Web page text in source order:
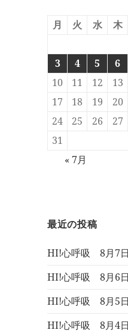
月 火 水 木
3
4 5 6
10
11 12 13
17
18 19 20
24
25 26 27
31
« 7月
最近の投稿
HI!心呼吸 8月7日
HI!心呼吸 8月6日
HI!心呼吸 8月5日
HI!心呼吸 8月4日